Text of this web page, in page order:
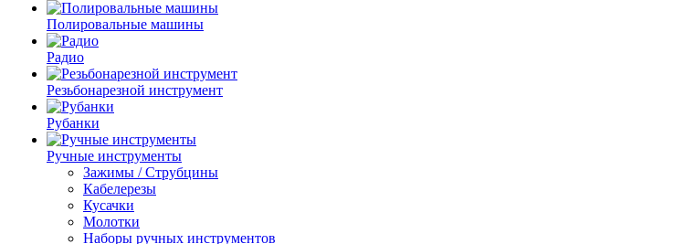
Полировальные машины
Радио
Резьбонарезной инструмент
Рубанки
Ручные инструменты
Зажимы / Струбцины
Кабелерезы
Кусачки
Молотки
Наборы ручных инструментов